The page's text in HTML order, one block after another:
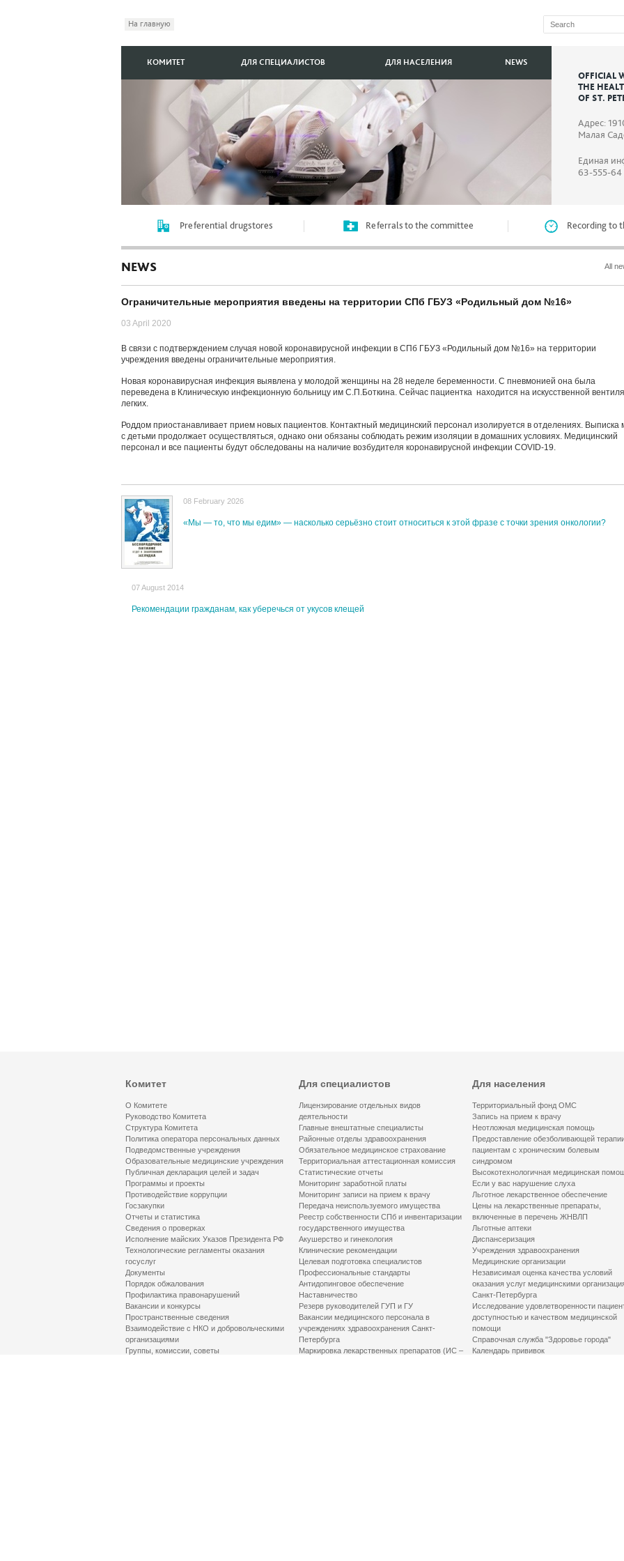
На главную
OFFICIAL
THE
OF ST.
Адрес:
Малая
Единая
63-555-64
КОМИТЕТ ДЛЯ СПЕЦИАЛИСТОВ ДЛЯ НАСЕЛЕНИЯ NEWS
Preferential drugstores Referrals to the committee Recording to
NEWS All
Ограничительные мероприятия введены на территории СПб ГБУЗ «Родильный дом №16»
03 April 2020
В связи с подтверждением случая новой коронавирусной инфекции в СПб ГБУЗ «Родильный дом №16» на территории
учреждения введены ограничительные мероприятия.
Новая коронавирусная инфекция выявлена у молодой женщины на 28 неделе беременности. С пневмонией она была
переведена в Клиническую инфекционную больницу им C.П.Боткина. Сейчас пациентка находится на искусственной
легких.
Роддом приостанавливает прием новых пациентов. Контактный медицинский персонал изолируется в отделениях. Выписка
с детьми продолжает осуществляться, однако они обязаны соблюдать режим изоляции в домашних условиях. Медицинский
персонал и все пациенты будут обследованы на наличие возбудителя коронавирусной инфекции COVID-19.
08 February 2026
«Мы — то, что мы едим» — насколько серьёзно стоит относиться к этой фразе с точки зрения онкологии?
07 August 2014
Рекомендации гражданам, как уберечься от укусов клещей
Комитет
О Комитете
Руководство Комитета
Структура Комитета
Политика оператора персональных данных
Подведомственные учреждения
Образовательные медицинские учреждения
Публичная декларация целей и задач
Программы и проекты
Противодействие коррупции
Госзакупки
Отчеты и статистика
Сведения о проверках
Исполнение майских Указов Президента РФ
Технологические регламенты оказания
госуслуг
Документы
Порядок обжалования
Профилактика правонарушений
Вакансии и конкурсы
Пространственные сведения
Взаимодействие с НКО и добровольческими
организациями
Группы, комиссии, советы
Для специалистов
Лицензирование отдельных видов
деятельности
Главные внештатные специалисты
Районные отделы здравоохранения
Обязательное медицинское страхование
Территориальная аттестационная комиссия
Статистические отчеты
Мониторинг заработной платы
Мониторинг записи на прием к врачу
Передача неиспользуемого имущества
Реестр собственности СПб и инвентаризации
государственного имущества
Акушерство и гинекология
Клинические рекомендации
Целевая подготовка специалистов
Профессиональные стандарты
Антидопинговое обеспечение
Наставничество
Резерв руководителей ГУП и ГУ
Вакансии медицинского персонала в
учреждениях здравоохранения Санкт-
Петербурга
Маркировка лекарственных препаратов (ИС –
Для населения
Территориальный фонд ОМС
Запись на прием к врачу
Неотложная медицинская помощь
Предоставление обезболивающей
пациентам с хроническим болевым
синдромом
Высокотехнологичная медицинская
Если у вас нарушение слуха
Льготное лекарственное обеспечение
Цены на лекарственные препараты,
включенные в перечень ЖНВЛП
Льготные аптеки
Диспансеризация
Учреждения здравоохранения
Медицинские организации
Независимая оценка качества условий
оказания услуг медицинскими
Санкт-Петербурга
Исследование удовлетворенности
доступностью и качеством медицинской
помощи
Справочная служба "Здоровье города"
Календарь прививок